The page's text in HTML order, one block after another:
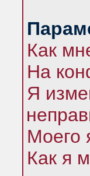
Как
На
Я
Моего
Как я